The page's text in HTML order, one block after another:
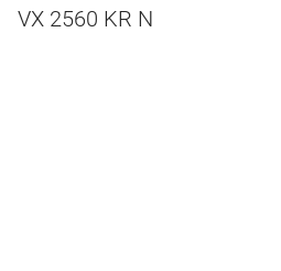
VX 2560 KR N